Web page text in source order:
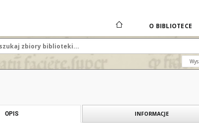
O BIBLIOTECE
OPIS INFORMACJE